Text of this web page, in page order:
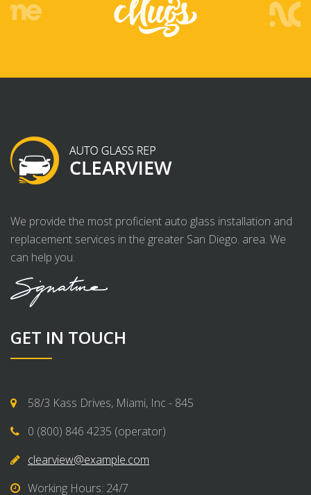
We provide the most proficient auto glass installation and
replacement services in the greater San Diego. area. We
can help you.
GET IN TOUCH
58/3 Kass Drives, Miami, Inc - 845
0 (800) 846 4235 (operator)
clearview@example.com
Working Hours: 24/7